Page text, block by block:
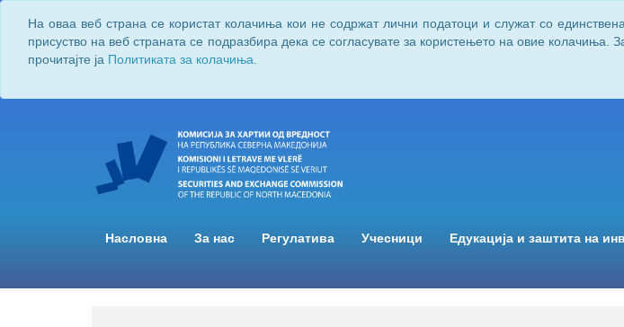
На оваа веб страна се користат колачиња кои не содржат лични податоци и служат со
присуство на веб страната се подразбира дека се согласувате за користењето на овие колачиња.
прочитајте ја Политиката за колачиња.
Насловна За нас Регулатива Учесници Едукација и заштита на